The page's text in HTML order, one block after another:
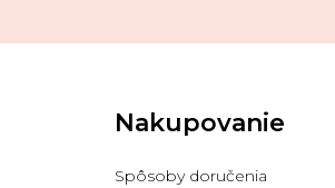
Nakupovanie
Spôsoby doručenia